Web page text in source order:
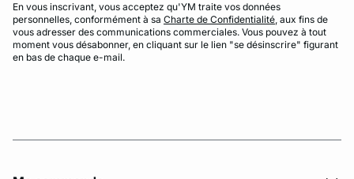
En vous inscrivant, vous acceptez qu'YM traite vos données
personnelles, conformément à sa Charte de Confidentialité, aux fins de
vous adresser des communications commerciales. Vous pouvez à tout
moment vous désabonner, en cliquant sur le lien "se désinscrire" figurant
en bas de chaque e-mail.